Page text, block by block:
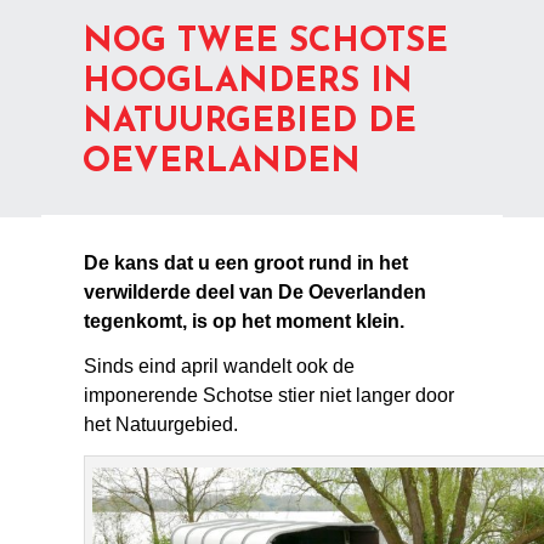
NOG TWEE SCHOTSE
HOOGLANDERS IN
NATUURGEBIED DE
OEVERLANDEN
De kans dat u een groot rund in het
verwilderde deel van De Oeverlanden
tegenkomt, is op het moment klein.
Sinds eind april wandelt ook de
imponerende Schotse stier niet langer door
het Natuurgebied.